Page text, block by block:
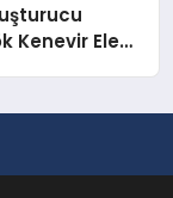
Kenevir Ele